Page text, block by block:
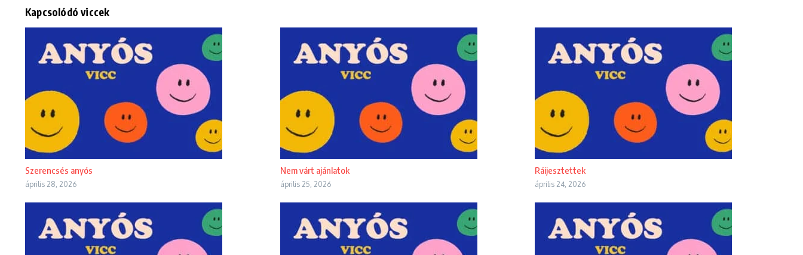
Kapcsolódó viccek
Szerencsés anyós
április 28, 2026
Nem várt ajánlatok
április 25, 2026
Ráijesztettek
április 24, 2026